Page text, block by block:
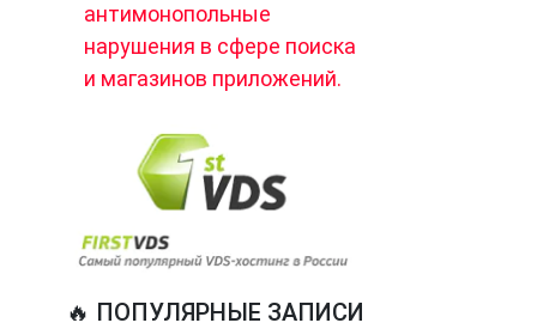
антимонопольные
нарушения в сфере поиска
и магазинов приложений.
🔥 ПОПУЛЯРНЫЕ ЗАПИСИ